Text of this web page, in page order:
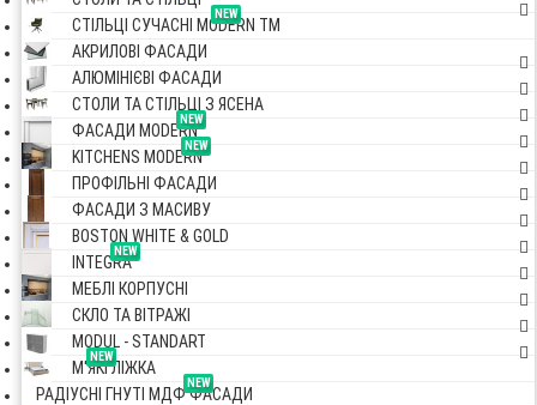
NEW
СТІЛЬЦІ СУЧАСНІ MODERN TM
АКРИЛОВІ ФАСАДИ
АЛЮМІНІЄВІ ФАСАДИ
СТОЛИ ТА СТІЛЬЦІ З ЯСЕНА
NEW
ФАСАДИ MODERN
NEW
KITCHENS MODERN
ПРОФІЛЬНІ ФАСАДИ
ФАСАДИ З МАСИВУ
BOSTON WHITE & GOLD
NEW
INTEGRA
МЕБЛІ КОРПУСНІ
СКЛО ТА ВІТРАЖІ
MODUL - STANDART
NEW
М'ЯКІ ЛІЖКА
NEW
РАДІУСНІ ГНУТІ МДФ ФАСАДИ